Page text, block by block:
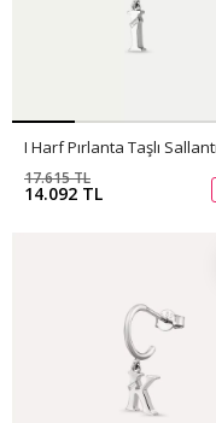
14.092 TL
17.615 TL